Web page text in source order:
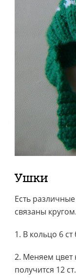
Ушки
Есть
связаны кругом.
1. В кольцо 6
2. Меняем цвет
получится 12 ст.